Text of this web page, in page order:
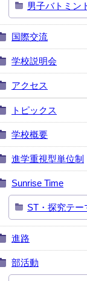
男子バトミン
国際交流
学校説明会
アクセス
トピックス
学校概要
進学重視型単位制
Sunrise Time
ST・探究テー
進路
部活動